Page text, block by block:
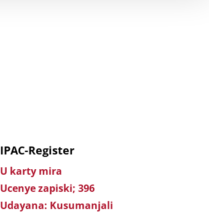
IPAC-Register
U karty mira
Ucenye zapiski; 396
Udayana: Kusumanjali